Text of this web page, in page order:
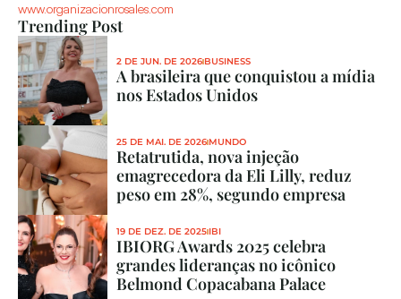
www.organizacionrosales.com
Trending Post
2 DE JUN. DE 2026 BUSINESS
A brasileira que conquistou a mídia
nos Estados Unidos
25 DE MAI. DE 2026 MUNDO
Retatrutida, nova injeção
emagrecedora da Eli Lilly, reduz
peso em 28%, segundo empresa
19 DE DEZ. DE 2025 IBI
IBIORG Awards 2025 celebra
grandes lideranças no icônico
Belmond Copacabana Palace